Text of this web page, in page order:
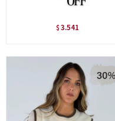
$ 3.541